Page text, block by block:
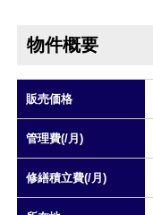
物件概要
販売価格
管理費(/月)
修繕積立費(/月)